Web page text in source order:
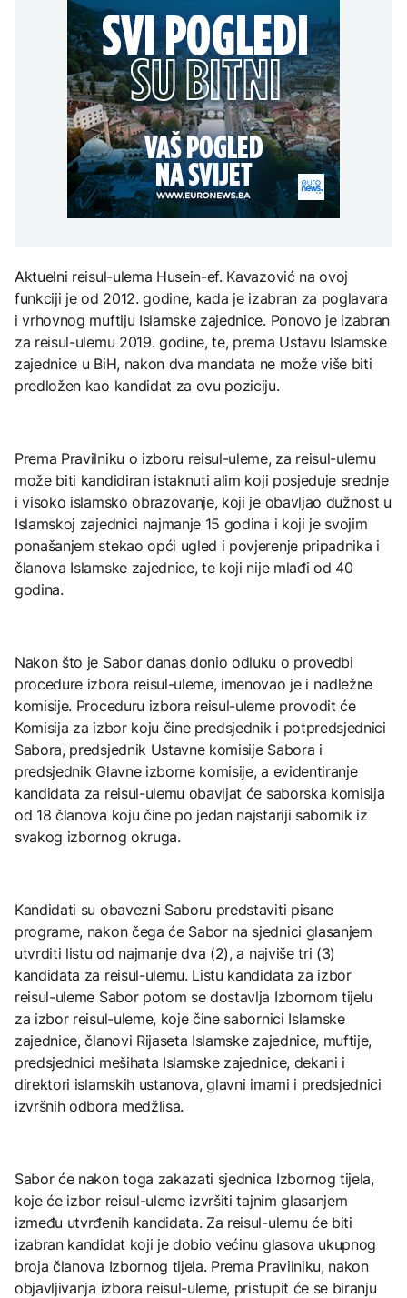
helikoptera učestvuju u
gašenju
AKTUELNO
Požari kod Konjica
prijete kućama, dva
helikoptera učestvuju u
gašenju
Istorijski minimum
Dunava kod Bezdana u
Srbiji: Brodovi nasukani,
navodnjavanje
obustavljeno
američka nuklearna
strategija povećava rizik
od globalnog sukoba
AKTUELNO
Trump vjeruje da će rat s
Iranom uskoro biti
završen
djece moraju platiti 942
miliona dolara
KULTURA
Rat i pijesak prijete
drevnim piramidama
Meroe u Sudanu
albumu
Aktuelni reisul-ulema Husein-ef. Kavazović na ovoj
funkciji je od 2012. godine, kada je izabran za poglavara
i vrhovnog muftiju Islamske zajednice. Ponovo je izabran
za reisul-ulemu 2019. godine, te, prema Ustavu Islamske
zajednice u BiH, nakon dva mandata ne može više biti
predložen kao kandidat za ovu poziciju.
Prema Pravilniku o izboru reisul-uleme, za reisul-ulemu
može biti kandidiran istaknuti alim koji posjeduje srednje
i visoko islamsko obrazovanje, koji je obavljao dužnost u
Islamskoj zajednici najmanje 15 godina i koji je svojim
ponašanjem stekao opći ugled i povjerenje pripadnika i
članova Islamske zajednice, te koji nije mlađi od 40
godina.
Nakon što je Sabor danas donio odluku o provedbi
procedure izbora reisul-uleme, imenovao je i nadležne
komisije. Proceduru izbora reisul-uleme provodit će
Komisija za izbor koju čine predsjednik i potpredsjednici
Sabora, predsjednik Ustavne komisije Sabora i
predsjednik Glavne izborne komisije, a evidentiranje
kandidata za reisul-ulemu obavljat će saborska komisija
od 18 članova koju čine po jedan najstariji sabornik iz
svakog izbornog okruga.
Kandidati su obavezni Saboru predstaviti pisane
programe, nakon čega će Sabor na sjednici glasanjem
utvrditi listu od najmanje dva (2), a najviše tri (3)
kandidata za reisul-ulemu. Listu kandidata za izbor
reisul-uleme Sabor potom se dostavlja Izbornom tijelu
za izbor reisul-uleme, koje čine sabornici Islamske
zajednice, članovi Rijaseta Islamske zajednice, muftije,
predsjednici mešihata Islamske zajednice, dekani i
direktori islamskih ustanova, glavni imami i predsjednici
izvršnih odbora medžlisa.
Sabor će nakon toga zakazati sjednica Izbornog tijela,
koje će izbor reisul-uleme izvršiti tajnim glasanjem
između utvrđenih kandidata. Za reisul-ulemu će biti
izabran kandidat koji je dobio većinu glasova ukupnog
broja članova Izbornog tijela. Prema Pravilniku, nakon
objavljivanja izbora reisul-uleme, pristupit će se biranju